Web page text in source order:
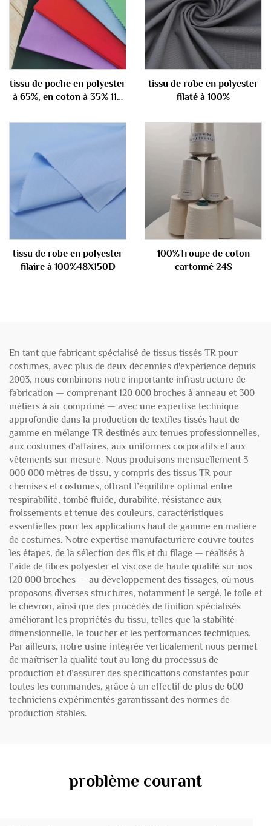
tissu de poche en polyester
à 65%, en coton à 35% 110
tissu de robe en polyester
filaté à 100%
tissu de robe en polyester
filaire à 100%48X150D
100%Troupe de coton
cartonné 24S
En tant que fabricant spécialisé de tissus tissés TR pour
costumes, avec plus de deux décennies d'expérience depuis
2003, nous combinons notre importante infrastructure de
fabrication — comprenant 120 000 broches à anneau et 300
métiers à air comprimé — avec une expertise technique
approfondie dans la production de textiles tissés haut de
gamme en mélange TR destinés aux tenues professionnelles,
aux costumes d’affaires, aux uniformes corporatifs et aux
vêtements sur mesure. Nous produisons mensuellement 3
000 000 mètres de tissu, y compris des tissus TR pour
chemises et costumes, offrant l’équilibre optimal entre
respirabilité, tombé fluide, durabilité, résistance aux
froissements et tenue des couleurs, caractéristiques
essentielles pour les applications haut de gamme en matière
de costumes. Notre expertise manufacturière couvre toutes
les étapes, de la sélection des fils et du filage — réalisés à
l’aide de fibres polyester et viscose de haute qualité sur nos
120 000 broches — au développement des tissages, où nous
proposons diverses structures, notamment le sergé, le toile et
le chevron, ainsi que des procédés de finition spécialisés
améliorant les propriétés du tissu, telles que la stabilité
dimensionnelle, le toucher et les performances techniques.
Par ailleurs, notre usine intégrée verticalement nous permet
de maîtriser la qualité tout au long du processus de
production et d’assurer des spécifications constantes pour
toutes les commandes, grâce à un effectif de plus de 600
techniciens expérimentés garantissant des normes de
production stables.
problème courant